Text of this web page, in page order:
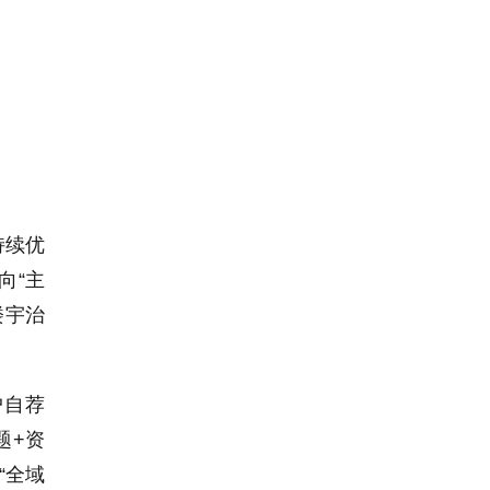
续优
“主
宇治
荐
+资
全域